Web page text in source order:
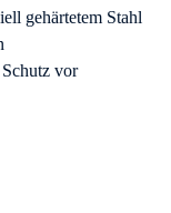
gehärtetem Stahl
vor